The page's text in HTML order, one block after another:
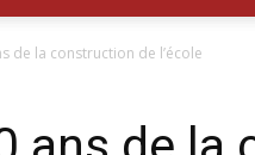
de la construction de l’école